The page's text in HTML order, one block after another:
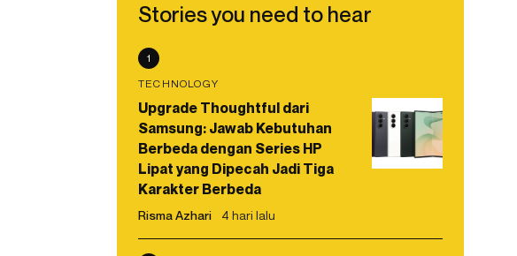
Stories you need to hear
1
TECHNOLOGY
Upgrade Thoughtful dari
Samsung: Jawab Kebutuhan
Berbeda dengan Series HP
Lipat yang Dipecah Jadi Tiga
Karakter Berbeda
Risma Azhari 4 hari lalu